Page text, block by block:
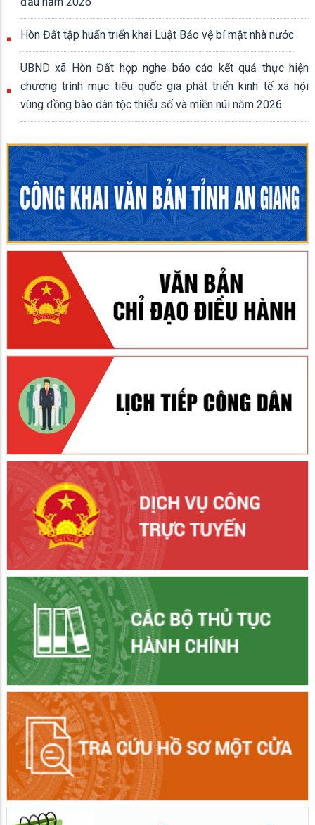
Hòn Đất tập huấn triển khai Luật Bảo vệ bí mật nhà nước
UBND xã Hòn Đất họp nghe báo cáo kết quả thực hiện
chương trình mục tiêu quốc gia phát triển kinh tế xã hội
vùng đồng bào dân tộc thiểu số và miền núi năm 2026